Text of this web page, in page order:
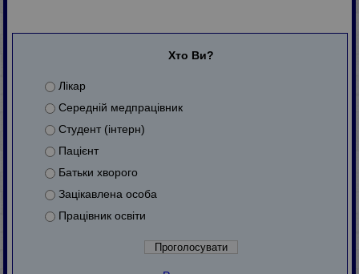
Хто Ви?
Лікар
Середній медпрацівник
Студент (інтерн)
Пацієнт
Батьки хворого
Зацікавлена особа
Працівник освіти